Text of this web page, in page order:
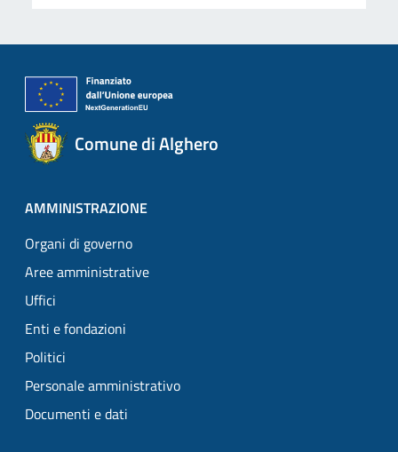
Comune di Alghero
AMMINISTRAZIONE
Organi di governo
Aree amministrative
Uffici
Enti e fondazioni
Politici
Personale amministrativo
Documenti e dati